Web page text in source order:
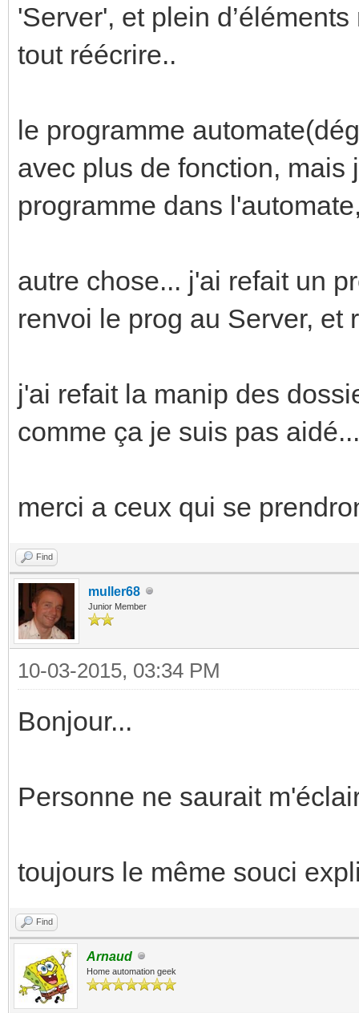
'Server', et plein
tout réécrire..
le programme
avec plus de fonction, mais
programme dans
autre chose... j'ai refait un
renvoi le prog au Server, et
j'ai refait la manip des
comme ça je suis pas
merci a ceux qui se
Find
muller68
Junior Member
10-03-2015, 03:34 PM
Bonjour...
Personne ne saurait
toujours le même souci
Find
Arnaud
Home automation geek